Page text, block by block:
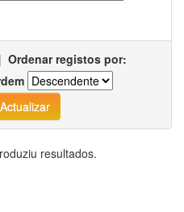
| Ordenar registos por:
resultados.